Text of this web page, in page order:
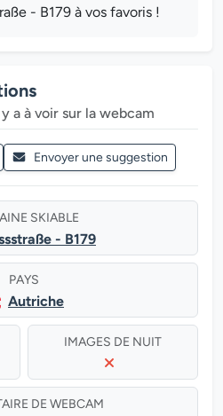
- B179 à vos favoris !
a à voir sur la webcam
Envoyer une suggestion
SKIABLE
- B179
PAYS
Autriche
IMAGES DE NUIT
DE WEBCAM